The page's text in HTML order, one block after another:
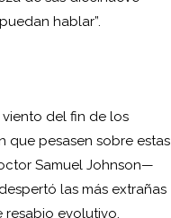
hablar”.
del fin de los
que pesasen sobre estas
Samuel Johnson—
las más extrañas
resabio evolutivo.